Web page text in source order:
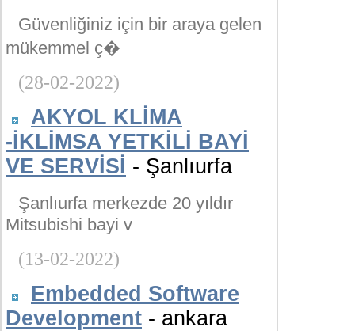
Güvenliğiniz için bir araya gelen
mükemmel ç�
(28-02-2022)
AKYOL KLİMA
-İKLİMSA YETKİLİ BAYİ
VE SERVİSİ - Şanlıurfa
Şanlıurfa merkezde 20 yıldır
Mitsubishi bayi v
(13-02-2022)
Embedded Software
Development - ankara